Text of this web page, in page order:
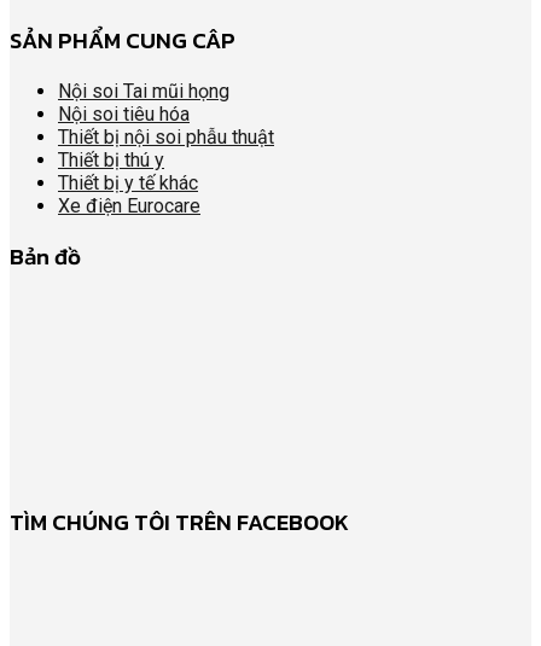
SẢN PHẨM CUNG CÂP
Nội soi Tai mũi họng
Nội soi tiêu hóa
Thiết bị nội soi phẫu thuật
Thiết bị thú y
Thiết bị y tế khác
Xe điện Eurocare
Bản đồ
TÌM CHÚNG TÔI TRÊN FACEBOOK